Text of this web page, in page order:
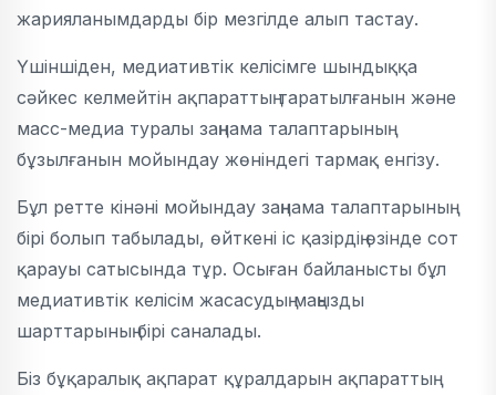
жарияланымдарды бір мезгілде алып тастау.
Үшіншіден, медиативтік келісімге шындыққа
сәйкес келмейтін ақпараттың таратылғанын және
масс-медиа туралы заңнама талаптарының
бұзылғанын мойындау жөніндегі тармақ енгізу.
Бұл ретте кінәні мойындау заңнама талаптарының
бірі болып табылады, өйткені іс қазірдің өзінде сот
қарауы сатысында тұр. Осыған байланысты бұл
медиативтік келісім жасасудың маңызды
шарттарының бірі саналады.
Біз бұқаралық ақпарат құралдарын ақпараттың